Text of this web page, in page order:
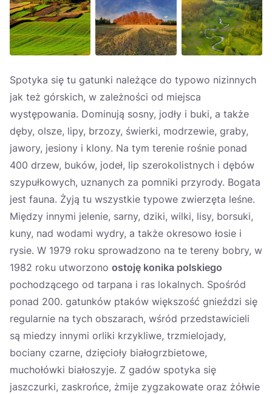
Spotyka się tu gatunki należące do typowo nizinnych
jak też górskich, w zależności od miejsca
występowania. Dominują sosny, jodły i buki, a także
dęby, olsze, lipy, brzozy, świerki, modrzewie, graby,
jawory, jesiony i klony. Na tym terenie rośnie ponad
400 drzew, buków, jodeł, lip szerokolistnych i dębów
szypułkowych, uznanych za pomniki przyrody. Bogata
jest fauna. Żyją tu wszystkie typowe zwierzęta leśne.
Między innymi jelenie, sarny, dziki, wilki, lisy, borsuki,
kuny, nad wodami wydry, a także okresowo łosie i
rysie. W 1979 roku sprowadzono na te tereny bobry, w
1982 roku utworzono ostoję konika polskiego
pochodzącego od tarpana i ras lokalnych. Spośród
ponad 200. gatunków ptaków większość gnieździ się
regularnie na tych obszarach, wśród przedstawicieli
są miedzy innymi orliki krzykliwe, trzmielojady,
bociany czarne, dzięcioły białogrzbietowe,
muchołówki białoszyje. Z gadów spotyka się
jaszczurki, zaskrońce, żmije zygzakowate oraz żółwie